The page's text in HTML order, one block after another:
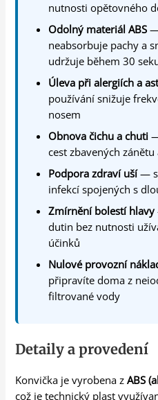
nutnosti opětovného
Odolný materiál ABS
neabsorbuje pachy a
udržuje během 30
Úleva při alergiích a
používání snižuje
nosem
Obnova čichu a chuti
cest zbavených zánětu
Podpora zdraví uší—
infekcí spojených s
Zmírnění bolestí hlavy
dutin bez nutnosti
účinků
Nulové provozní
připravíte doma z
filtrované vody
Detaily a provedení
Konvička je vyrobena zABS
což je technický plast